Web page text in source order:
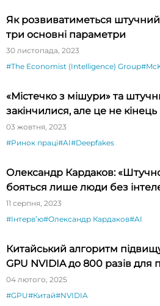
Як розвиватиметься штучний
три основні параметри
30 листопада, 2023
#The Economist (Intelligence) Group
«Містечко з мішури» та
закінчилися, але це не кінець
03 жовтня, 2023
#Ринок праці#AI#Deepfakes
Олександр Кардаков:
бояться лише люди без
11 серпня, 2023
#Інтервʼю#Олександр Кардаков#AI
Китайський алгоритм
GPU NVIDIA до 800 разів для
програм
04 лютого, 2025
#GPU#Китай#NVIDIA